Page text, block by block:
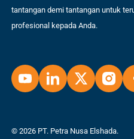
tantangan demi tantangan untuk
profesional kepada Anda.
© 2026 PT. Petra Nusa Elshada.